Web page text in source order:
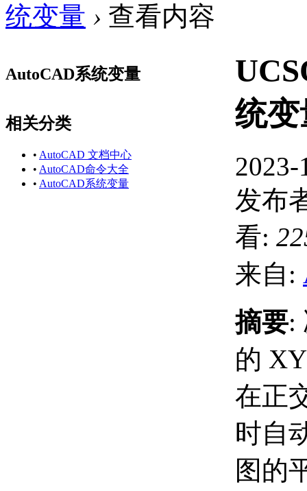
统变量 › 查看内容
AutoCAD系统变量
相关分类
• AutoCAD 文档中心
• AutoCAD命令大全
• AutoCAD系统变量
统
2023-
发布
看:
来自:
摘要:
的
在正
时自
图的